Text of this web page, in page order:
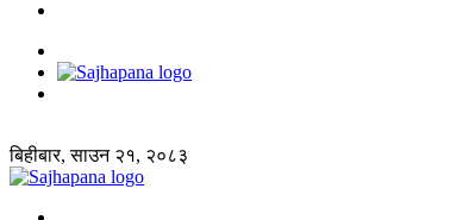
बिहीबार, साउन २१, २०८३